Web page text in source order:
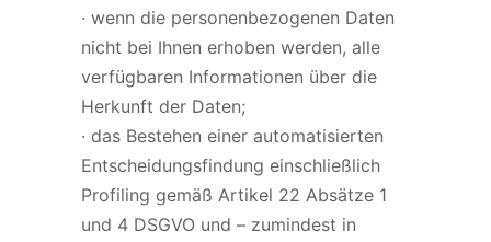
· wenn die personenbezogenen Daten
nicht bei Ihnen erhoben werden, alle
verfügbaren Informationen über die
Herkunft der Daten;
· das Bestehen einer automatisierten
Entscheidungsfindung einschließlich
Profiling gemäß Artikel 22 Absätze 1
und 4 DSGVO und – zumindest in